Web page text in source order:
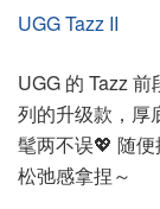
UGG Tazz II
UGG 的 Tazz
列的升级款，厚
髦两不误💖 随
松弛感拿捏～